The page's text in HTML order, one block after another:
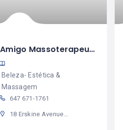
Amigo Massoterapeuta
Beleza- Estética &
Massagem
647 671-1761
18 Erskine Avenue - Yonge & Eglinton Canadá